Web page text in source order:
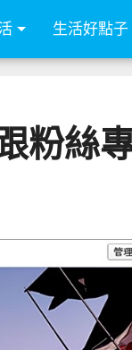
生活好點子
粉絲